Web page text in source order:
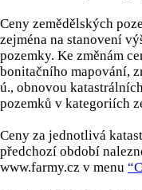
Ceny zemědělských
zejména na stanovení
pozemky. Ke změnám
bonitačního mapování,
ú., obnovou
pozemků v kategoriích
Ceny za jednotlivá
předchozí období
www.farmy.cz v menu